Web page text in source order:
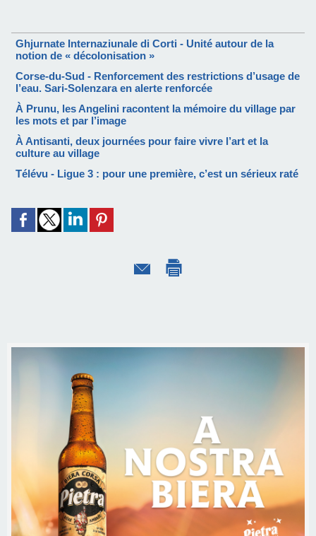
Ghjurnate Internaziunale di Corti - Unité autour de la
notion de « décolonisation »
Corse-du-Sud - Renforcement des restrictions d’usage de
l’eau. Sari-Solenzara en alerte renforcée
À Prunu, les Angelini racontent la mémoire du village par
les mots et par l’image
À Antisanti, deux journées pour faire vivre l’art et la
culture au village
Télévu - Ligue 3 : pour une première, c’est un sérieux raté